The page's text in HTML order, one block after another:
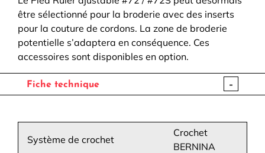
être sélectionné pour la broderie avec des inserts
pour la couture de cordons. La zone de broderie
potentielle s’adaptera en conséquence. Ces
accessoires sont disponibles en option.
Fiche technique -
Système de crochet
Crochet
BERNINA